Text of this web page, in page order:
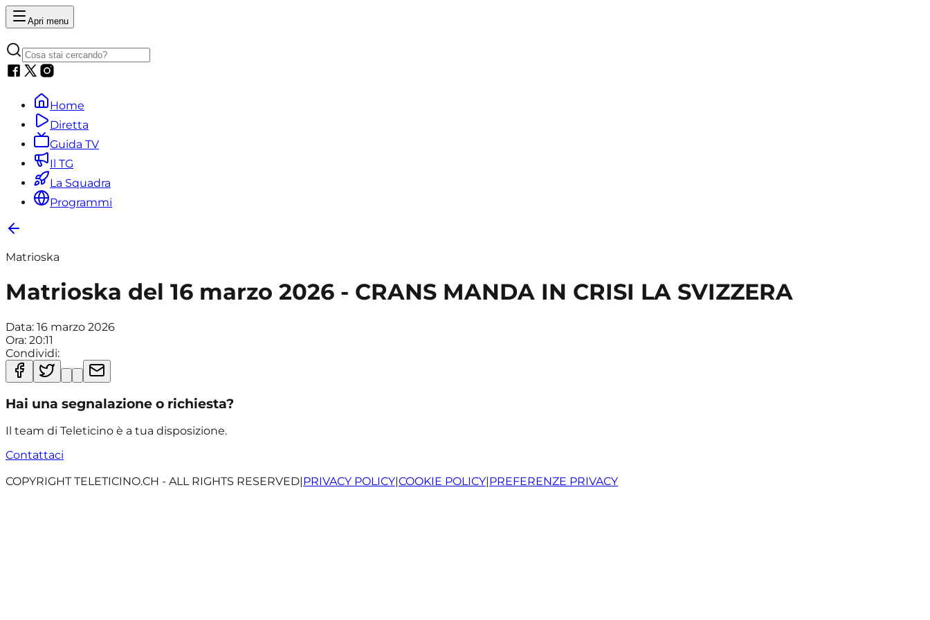
Apri menu
Home
Diretta
Guida TV
Il TG
La Squadra
Programmi
Matrioska
Matrioska del 16 marzo 2026 - CRANS MANDA IN CRISI LA SVIZZERA
Data: 16 marzo 2026
Ora: 20:11
Condividi:
Hai una segnalazione o richiesta?
Il team di Teleticino è a tua disposizione.
Contattaci
COPYRIGHT TELETICINO.CH - ALL RIGHTS RESERVED|PRIVACY POLICY|COOKIE POLICY|PREFERENZE PRIVACY